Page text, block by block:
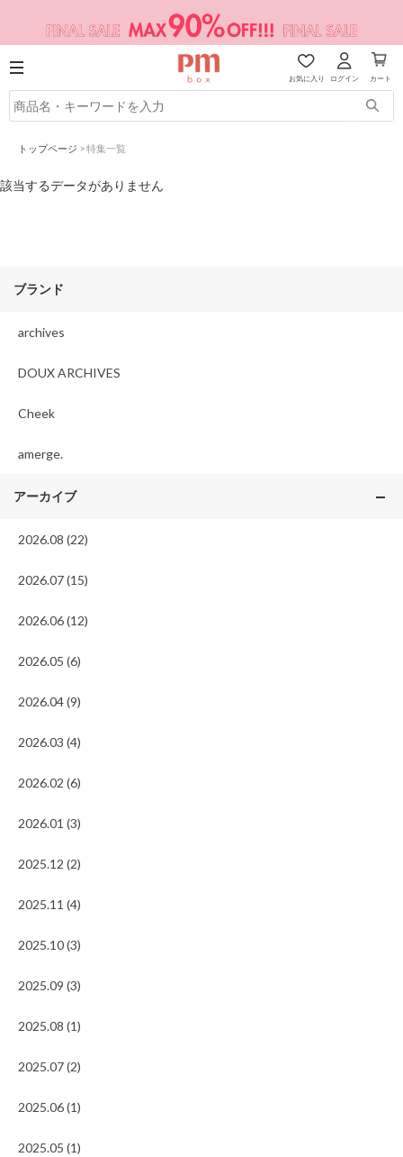
お気に入り ログイン カート
トップページ >特集一覧
該当するデータがありません
ブランド
archives
DOUX ARCHIVES
Cheek
amerge.
アーカイブ
2026.08 (22)
2026.07 (15)
2026.06 (12)
2026.05 (6)
2026.04 (9)
2026.03 (4)
2026.02 (6)
2026.01 (3)
2025.12 (2)
2025.11 (4)
2025.10 (3)
2025.09 (3)
2025.08 (1)
2025.07 (2)
2025.06 (1)
2025.05 (1)